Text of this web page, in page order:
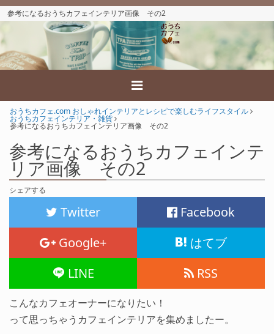
参考になるおうちカフェインテリア画像 その2
おうちカフェ.com おしゃれインテリアとレシピで楽しむライフスタイル
おうちカフェインテリア・雑貨
参考になるおうちカフェインテリア画像 その2
参考になるおうちカフェインテ
リア画像 その2
シェアする
Twitter
Facebook
Google+
はてブ
LINE
RSS
こんなカフェオーナーになりたい！
って思っちゃうカフェインテリアを集めましたー。